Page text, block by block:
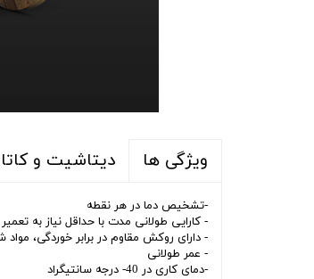
ویژگی ها دیتاشیت و
-تشخیص دما در هر نقطه
- کارایی طولانی مدت با حداقل نیاز به
- دارای روکش مقاوم در برابر خوردگی،
- عمر طولانی
-دمای کاری در 40- درجه سانتیگراد